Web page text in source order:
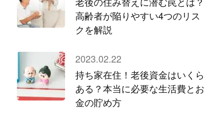
高齢者が陥りやすい4つのリス
クを解説
2023.02.22
持ち家在住！老後資金はいくら
ある？本当に必要な生活費とお
金の貯め方